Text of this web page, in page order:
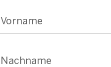
Vorname
Nachname